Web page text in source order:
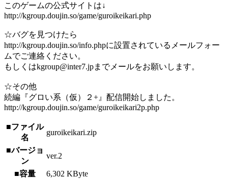
このゲームの公式サイトは↓
http://kgroup.doujin.so/game/guroikeikari.php
☆バグを見つけたら
http://kgroup.doujin.so/info.phpに設置されているメールフォー
ムでご連絡ください。
もしくはkgroup@inter7.jpまでメールをお願いします。
☆その他
続編『グロい系（仮）２+』配信開始しました。
http://kgroup.doujin.so/game/guroikeikari2p.php
■ファイル
名
guroikeikari.zip
■バージョ
ン
ver.2
■容量
6,302 KByte